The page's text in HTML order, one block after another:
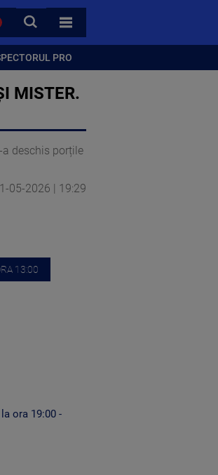
CAUTA
TOATE CATEGORIILE
PRO
MISTER.
deschis porțile
05-2026 | 19:29
13:00
ora 19:00 -